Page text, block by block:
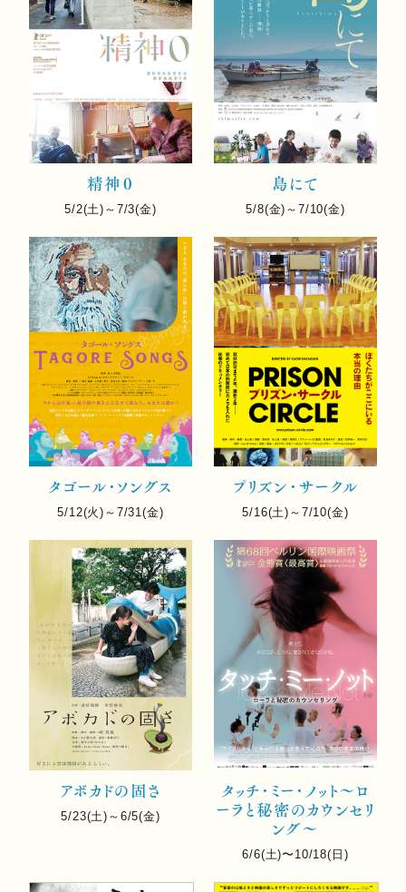
精神０
5/2(土)～7/3(金)
島にて
5/8(金)～7/10(金)
タゴール･ソングス
5/12(火)～7/31(金)
プリズン･サークル
5/16(土)～7/10(金)
アボカドの固さ
5/23(土)～6/5(金)
タッチ･ミー･ノット～ロ
ーラと秘密のカウンセリ
ング～
6/6(土)〜10/18(日)